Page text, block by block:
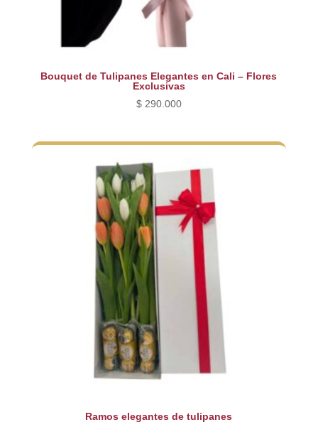
Bouquet de Tulipanes Elegantes en Cali – Flores
Exclusivas
$290.000
Ramos elegantes de tulipanes